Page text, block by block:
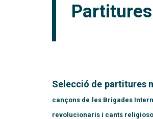
Selecció de partitures
cançons de les Brigades
revolucionaris i cants